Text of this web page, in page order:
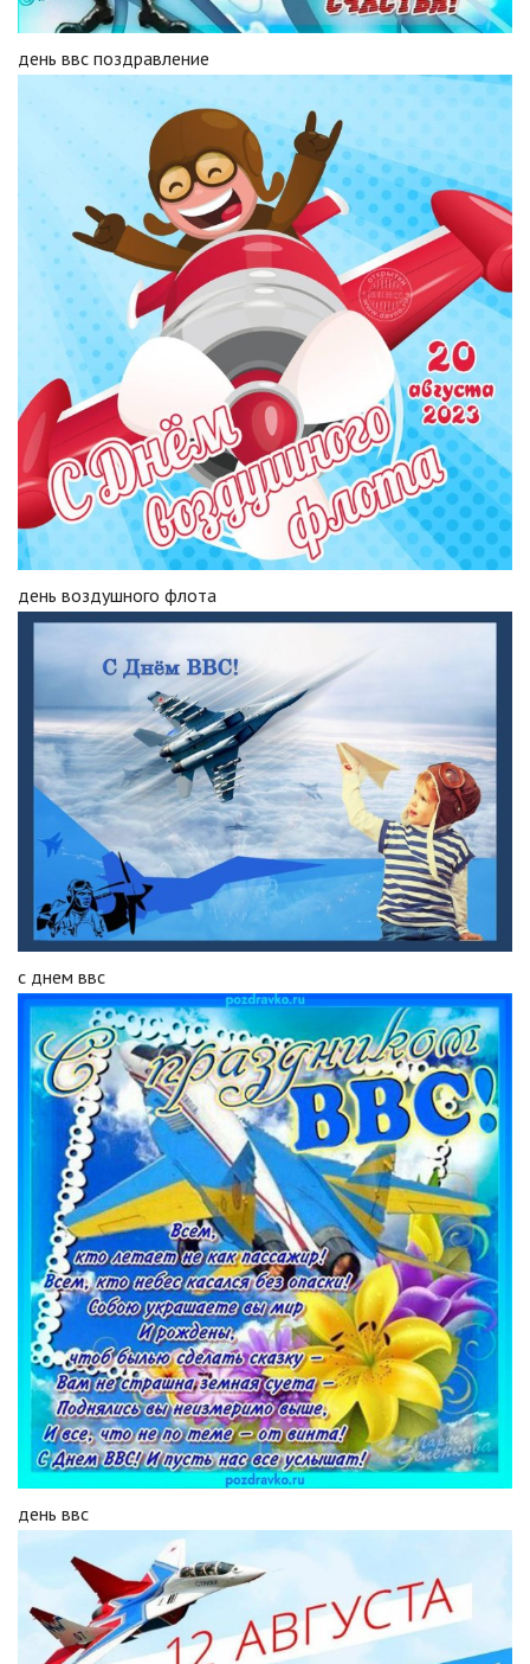
день ввс поздравление
день воздушного флота
с днем ввс
день ввс